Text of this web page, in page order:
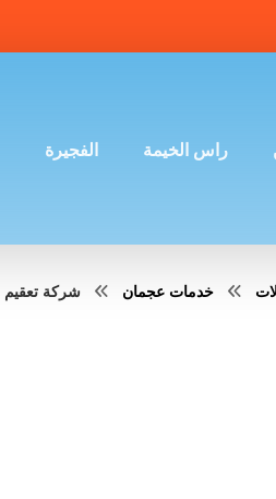
راس الخيمة الفجيرة
خدمات عجمان